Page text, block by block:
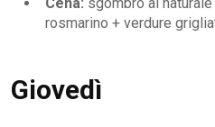
rosmarino + verdure
Giovedì